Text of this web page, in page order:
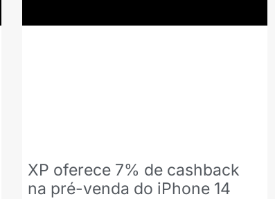
XP oferece 7% de cashback
na pré-venda do iPhone 14